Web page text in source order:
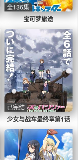
宝可梦旅途
全136集
少女与战车最终章第1话
已完结